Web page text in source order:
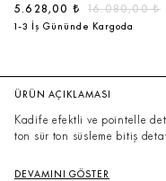
16.080,00 ₺
5.628,00 ₺
1-3 İş Gününde Kargoda
ÜRÜN AÇIKLAMASI
Kadife efektli ve pointelle
ton sür ton süsleme bitiş
DEVAMINI GÖSTER